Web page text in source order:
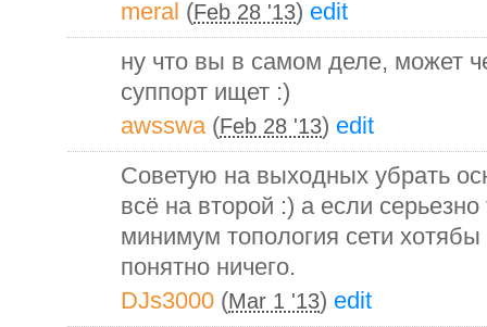
meral (Feb 28 '13) edit
ну что вы в самом деле, может
суппорт ищет :)
awsswa (Feb 28 '13) edit
Советую на выходных убрать
всё на второй :) а если
минимум топология сети
понятно ничего.
DJs3000 (Mar 1 '13) edit